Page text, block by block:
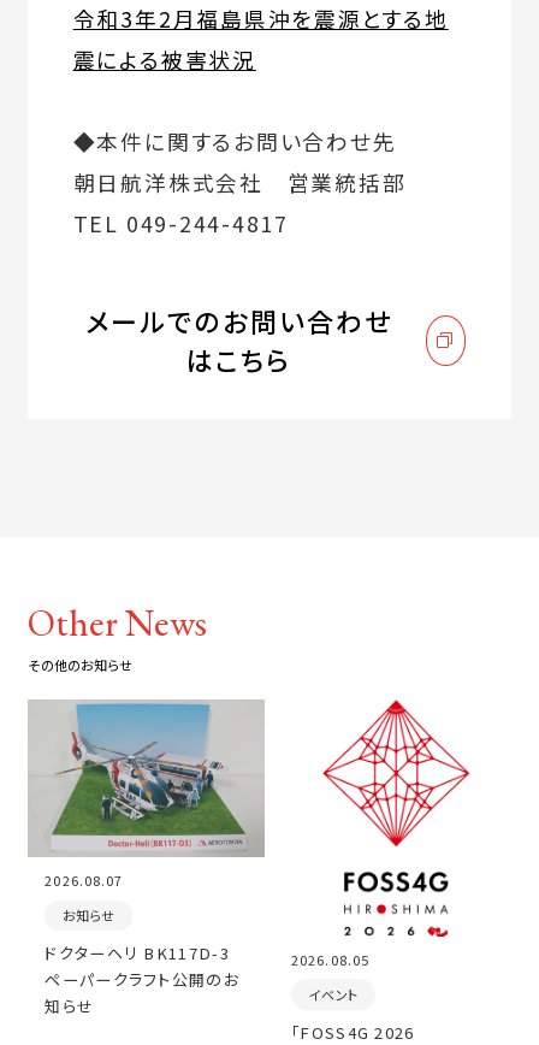
令和3年2月福島県沖を震源とする地
震による被害状況
◆本件に関するお問い合わせ先
朝日航洋株式会社 営業統括部
TEL 049-244-4817
メールでのお問い合わせ
はこちら
Other News
その他のお知らせ
2026.08.07
お知らせ
ドクターヘリ BK117D-3
ペーパークラフト公開のお
知らせ
2026.08.05
イベント
「FOSS4G 2026